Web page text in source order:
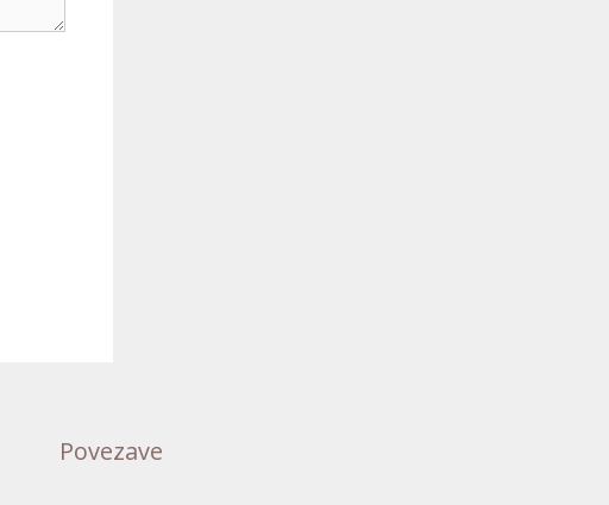
Povezave